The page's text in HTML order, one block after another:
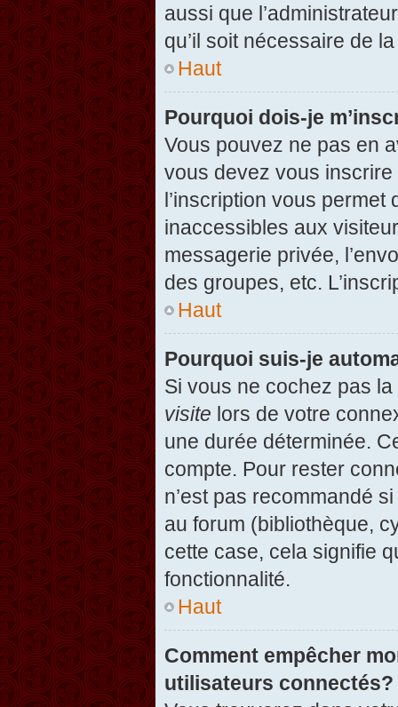
aussi que
qu’il soit nécessaire de
Haut
Pourquoi dois-je
Vous pouvez ne pas en
vous devez vous
l’inscription vous
inaccessibles aux
messagerie privée,
des groupes, etc.
Haut
Pourquoi suis-je
Si vous ne cochez pas
visite lors de votre
une durée déterminée.
compte. Pour rester
n’est pas recommandé
au forum (bibliothèque,
cette case, cela signifie
fonctionnalité.
Haut
Comment empêcher
utilisateurs connectés?